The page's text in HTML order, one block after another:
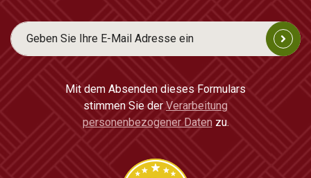
Mit dem Absenden dieses Formulars
stimmen Sie der Verarbeitung
personenbezogener Daten zu.